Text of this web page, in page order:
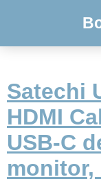
Satechi
HDMI
USB-C
monitor,